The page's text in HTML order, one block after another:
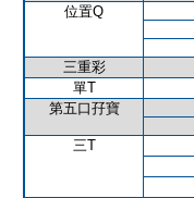
位置Q
三重彩
單T
第五口孖寶
三T